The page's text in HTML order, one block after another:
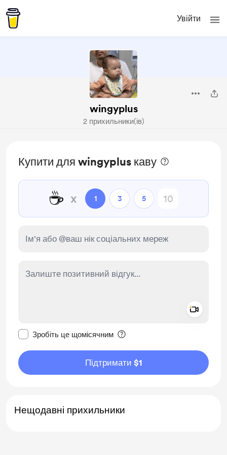
Увійти
wingyplus
2 прихильники(ів)
Купити для wingyplus каву
☕ x 1 3 5
Зробіть це щомісячним
Підтримати $1
Нещодавні прихильники